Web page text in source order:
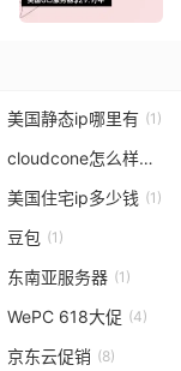
美国静态ip哪里有 (1)
cloudcone怎么样(3)
美国住宅ip多少钱 (1)
豆包 (1)
东南亚服务器 (1)
WePC 618大促 (4)
京东云促销 (8)